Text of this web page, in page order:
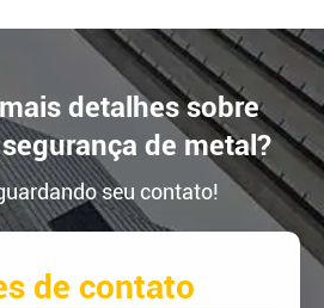
detalhes sobre
de metal?
seu contato!
de contato